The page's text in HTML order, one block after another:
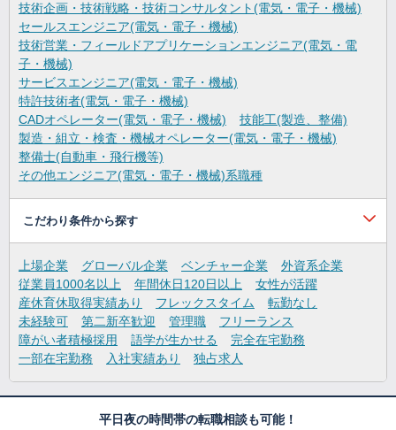
技術企画・技術戦略・技術コンサルタント(電気・電子・機械)
セールスエンジニア(電気・電子・機械)
技術営業・フィールドアプリケーションエンジニア(電気・電
子・機械)
サービスエンジニア(電気・電子・機械)
特許技術者(電気・電子・機械)
CADオペレーター(電気・電子・機械)
技能工(製造、整備)
製造・組立・検査・機械オペレーター(電気・電子・機械)
整備士(自動車・飛行機等)
その他エンジニア(電気・電子・機械)系職種
こだわり条件から探す
上場企業 グローバル企業 ベンチャー企業
外資系企業
従業員1000名以上
年間休日120日以上
女性が活躍
産休育休取得実績あり
フレックスタイム
転勤なし
未経験可
第二新卒歓迎 管理職
フリーランス
障がい者積極採用
語学が生かせる
完全在宅勤務
一部在宅勤務
入社実績あり 独占求人
平日夜の時間帯の転職相談も可能！